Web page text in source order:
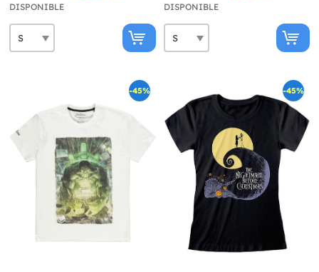
DISPONIBLE DISPONIBLE
-45% -45%